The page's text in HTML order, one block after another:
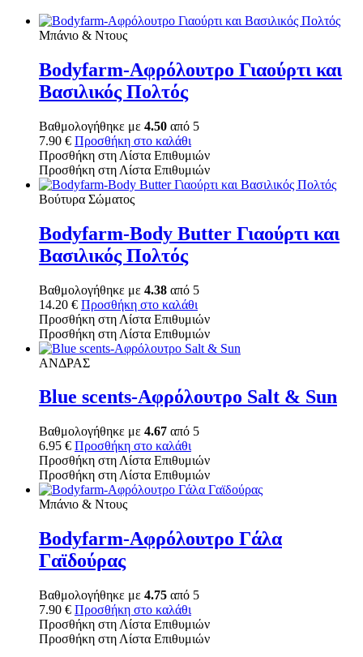
Μπάνιο & Ντους
Bodyfarm-Αφρόλουτρο Γιαούρτι και
Βασιλικός Πολτός
Βαθμολογήθηκε με 4.50 από 5
7.90 € Προσθήκη στο καλάθι
Προσθήκη στη Λίστα Επιθυμιών
Προσθήκη στη Λίστα Επιθυμιών
Βούτυρα Σώματος
Bodyfarm-Body Butter Γιαούρτι και
Βασιλικός Πολτός
Βαθμολογήθηκε με 4.38 από 5
14.20 € Προσθήκη στο καλάθι
Προσθήκη στη Λίστα Επιθυμιών
Προσθήκη στη Λίστα Επιθυμιών
ΑΝΔΡΑΣ
Blue scents-Αφρόλουτρο Salt & Sun
Βαθμολογήθηκε με 4.67 από 5
6.95 € Προσθήκη στο καλάθι
Προσθήκη στη Λίστα Επιθυμιών
Προσθήκη στη Λίστα Επιθυμιών
Μπάνιο & Ντους
Bodyfarm-Αφρόλουτρο Γάλα
Γαϊδούρας
Βαθμολογήθηκε με 4.75 από 5
7.90 € Προσθήκη στο καλάθι
Προσθήκη στη Λίστα Επιθυμιών
Προσθήκη στη Λίστα Επιθυμιών